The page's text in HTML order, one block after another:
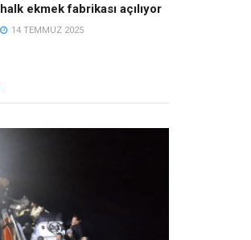
halk ekmek fabrikası açılıyor
14 TEMMUZ 2025